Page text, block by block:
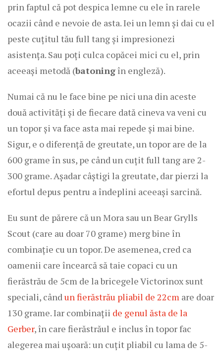
prin faptul că pot despica lemne cu ele în rarele
ocazii când e nevoie de asta. Iei un lemn și dai cu el
peste cuțitul tău full tang și impresionezi
asistența. Sau poți culca copăcei mici cu el, prin
aceeași metodă (batoningîn engleză).
Numai că nu le face bine pe nici una din aceste
două activități și de fiecare dată cineva va veni cu
un topor și va face asta mai repede și mai bine.
Sigur, e o diferență de greutate, un topor are de la
600 grame în sus, pe când un cuțit full tang are 2-
300 grame. Așadar câștigi la greutate, dar pierzi la
efortul depus pentru a îndeplini aceeași sarcină.
Eu sunt de părere că un Mora sau un Bear Grylls
Scout (care au doar 70 grame) merg bine în
combinație cu un topor. De asemenea, cred ca
oamenii care încearcă să taie copaci cu un
fierăstrău de 5cm de la bricegele Victorinox sunt
speciali, când un fierăstrău pliabil de 22cm are doar
130 grame. Iar combinații de genul ăsta de la
Gerber, în care fierăstrăul e inclus în topor fac
alegerea mai ușoară: un cuțit pliabil cu lama de 5-